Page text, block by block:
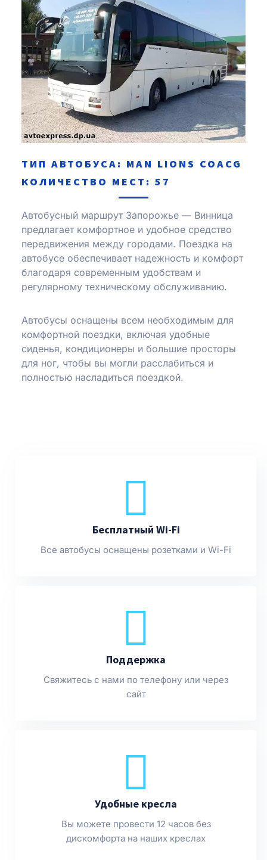
ТИП АВТОБУСА: MAN LIONS COACG
КОЛИЧЕСТВО МЕСТ: 57
Автобусный маршрут Запорожье — Винница
предлагает комфортное и удобное средство
передвижения между городами. Поездка на
автобусе обеспечивает надежность и комфорт
благодаря современным удобствам и
регулярному техническому обслуживанию.
Автобусы оснащены всем необходимым для
комфортной поездки, включая удобные
сиденья, кондиционеры и большие просторы
для ног, чтобы вы могли расслабиться и
полностью насладиться поездкой.
Бесплатный Wi-Fi
Все автобусы оснащены розетками и Wi-Fi
Поддержка
Свяжитесь с нами по телефону или через
сайт
Удобные кресла
Вы можете провести 12 часов без
дискомфорта на наших креслах